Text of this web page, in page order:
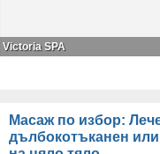
Victoria SPA
Масаж по избор:
дълбокотъканен